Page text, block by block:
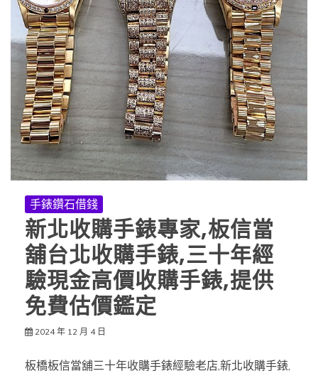
手錶鑽石借錢
新北收購手錶專家,板信當
舖台北收購手錶,三十年經
驗現金高價收購手錶,提供
免費估價鑑定
2024 年 12 月 4 日
板橋板信當舖三十年收購手錶經驗老店,新北收購手錶,